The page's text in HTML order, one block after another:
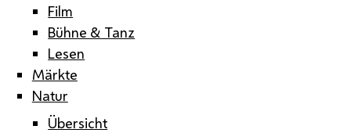
Film
Bühne & Tanz
Lesen
Märkte
Natur
Übersicht